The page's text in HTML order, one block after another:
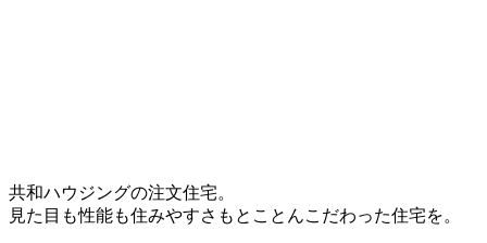
共和ハウジングの注文住宅。
見た目も性能も住みやすさもとことんこだわった住宅を。